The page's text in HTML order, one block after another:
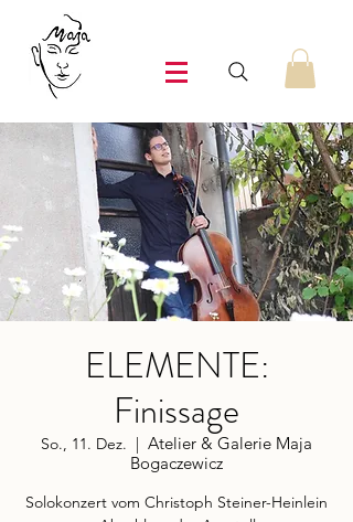
ELEMENTE:
Finissage
So., 11. Dez.
  |
Atelier & Galerie Maja
Bogaczewicz
Solokonzert vom Christoph Steiner-Heinlein